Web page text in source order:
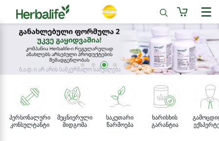
პერსონალური
კონსულტანტი
მეცნიერული
მიდგომა
საკუთარი
წარმოება
ხარისხის
გარანტია